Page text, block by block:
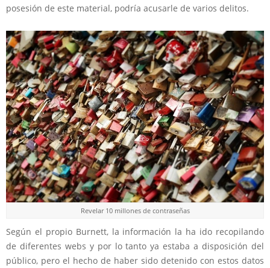
posesión de este material, podría acusarle de varios delitos.
Revelar 10 millones de contraseñas
Según el propio Burnett, la información la ha ido recopilando
de diferentes webs y por lo tanto ya estaba a disposición del
público, pero el hecho de haber sido detenido con estos datos